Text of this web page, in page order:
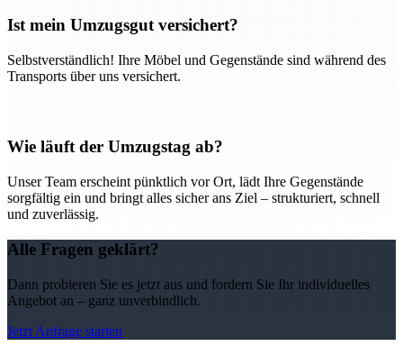
Ist mein Umzugsgut versichert?
Selbstverständlich! Ihre Möbel und Gegenstände sind während des
Transports über uns versichert.
Wie läuft der Umzugstag ab?
Unser Team erscheint pünktlich vor Ort, lädt Ihre Gegenstände
sorgfältig ein und bringt alles sicher ans Ziel – strukturiert, schnell
und zuverlässig.
Alle Fragen geklärt?
Dann probieren Sie es jetzt aus und fordern Sie Ihr individuelles
Angebot an – ganz unverbindlich.
Jetzt Anfrage starten